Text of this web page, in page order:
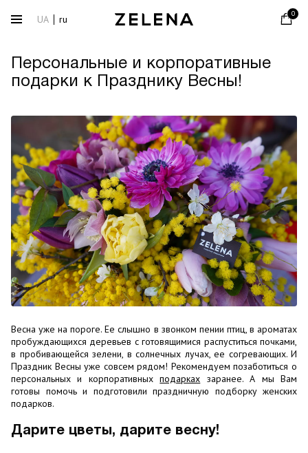
UA ru 0
Персональные и корпоративные
подарки к Празднику Весны!
Весна уже на пороге. Ее слышно в звонком пении птиц, в ароматах
пробуждающихся деревьев с готовящимися распуститься почками,
в пробивающейся зелени, в солнечных лучах, ее согревающих. И
Праздник Весны уже совсем рядом! Рекомендуем позаботиться о
персональных и корпоративныхподарках заранее. А мы Вам
готовы помочь и подготовили праздничную подборку женских
подарков.
Дарите цветы, дарите весну!